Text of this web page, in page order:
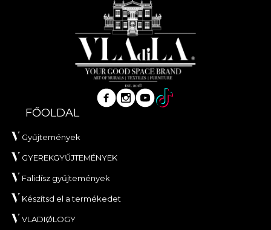
FŐOLDAL
Gyűjtemények
GYEREKGYŰJTEMÉNYEK
Falidísz gyűjtemények
Készítsd el a termékedet
VLADIØLOGY